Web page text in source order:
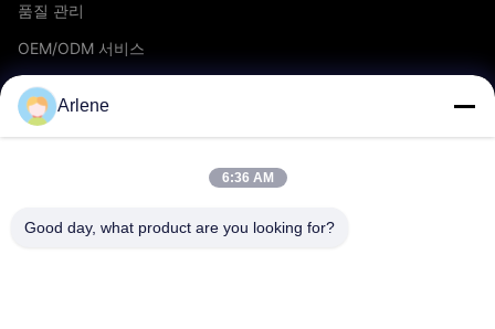
품질 관리
OEM/ODM 서비스
이벤트 및 뉴스
자주 묻는 질문
Arlene
6:36 AM
Good day, what product are you looking for?